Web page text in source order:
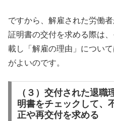
ですから、解雇された労働
証明書の交付を求める際は
載し「解雇の理由」につい
がよいのです。
（３）交付された退
明書をチェックして、
正や再交付を求める